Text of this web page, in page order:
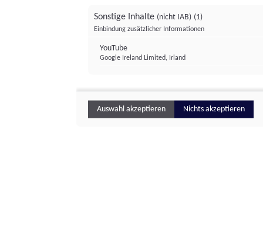
Sonstige Inhalte (nicht IAB) (1)
Einbindung zusätzlicher Informationen
YouTube
Google Ireland Limited, Irland
Auswahl akzeptieren Nichts akzeptieren